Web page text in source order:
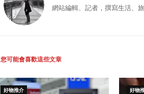
網站編輯、記者，撰寫生活、
您可能會喜歡這些文章
好物推介 好物